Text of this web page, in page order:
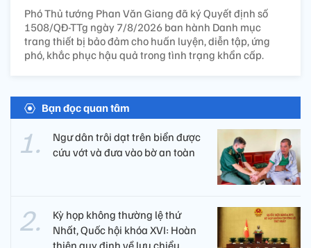
Phó Thủ tướng Phan Văn Giang đã ký Quyết định số
1508/QĐ-TTg ngày 7/8/2026 ban hành Danh mục
trang thiết bị bảo đảm cho huấn luyện, diễn tập, ứng
phó, khắc phục hậu quả trong tình trạng khẩn cấp.
Bạn đọc quan tâm
Ngư dân trôi dạt trên biển được
cứu vớt và đưa vào bờ an toàn
Kỳ họp không thường lệ thứ
Nhất, Quốc hội khóa XVI: Hoàn